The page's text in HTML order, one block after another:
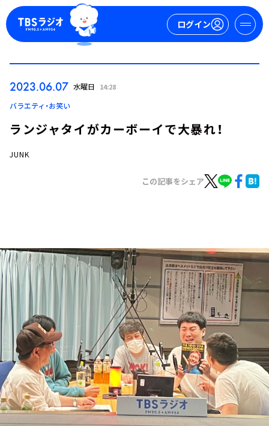
ログイン
ログイン
トピックス
TBS Podcast
お知らせ
イベント・グッズ
YouTube
会社情報
2023.06.07 水曜日 14:28
バラエティ・お笑い
ランジャタイがカーボーイで大暴れ！
JUNK
この記事をシェア